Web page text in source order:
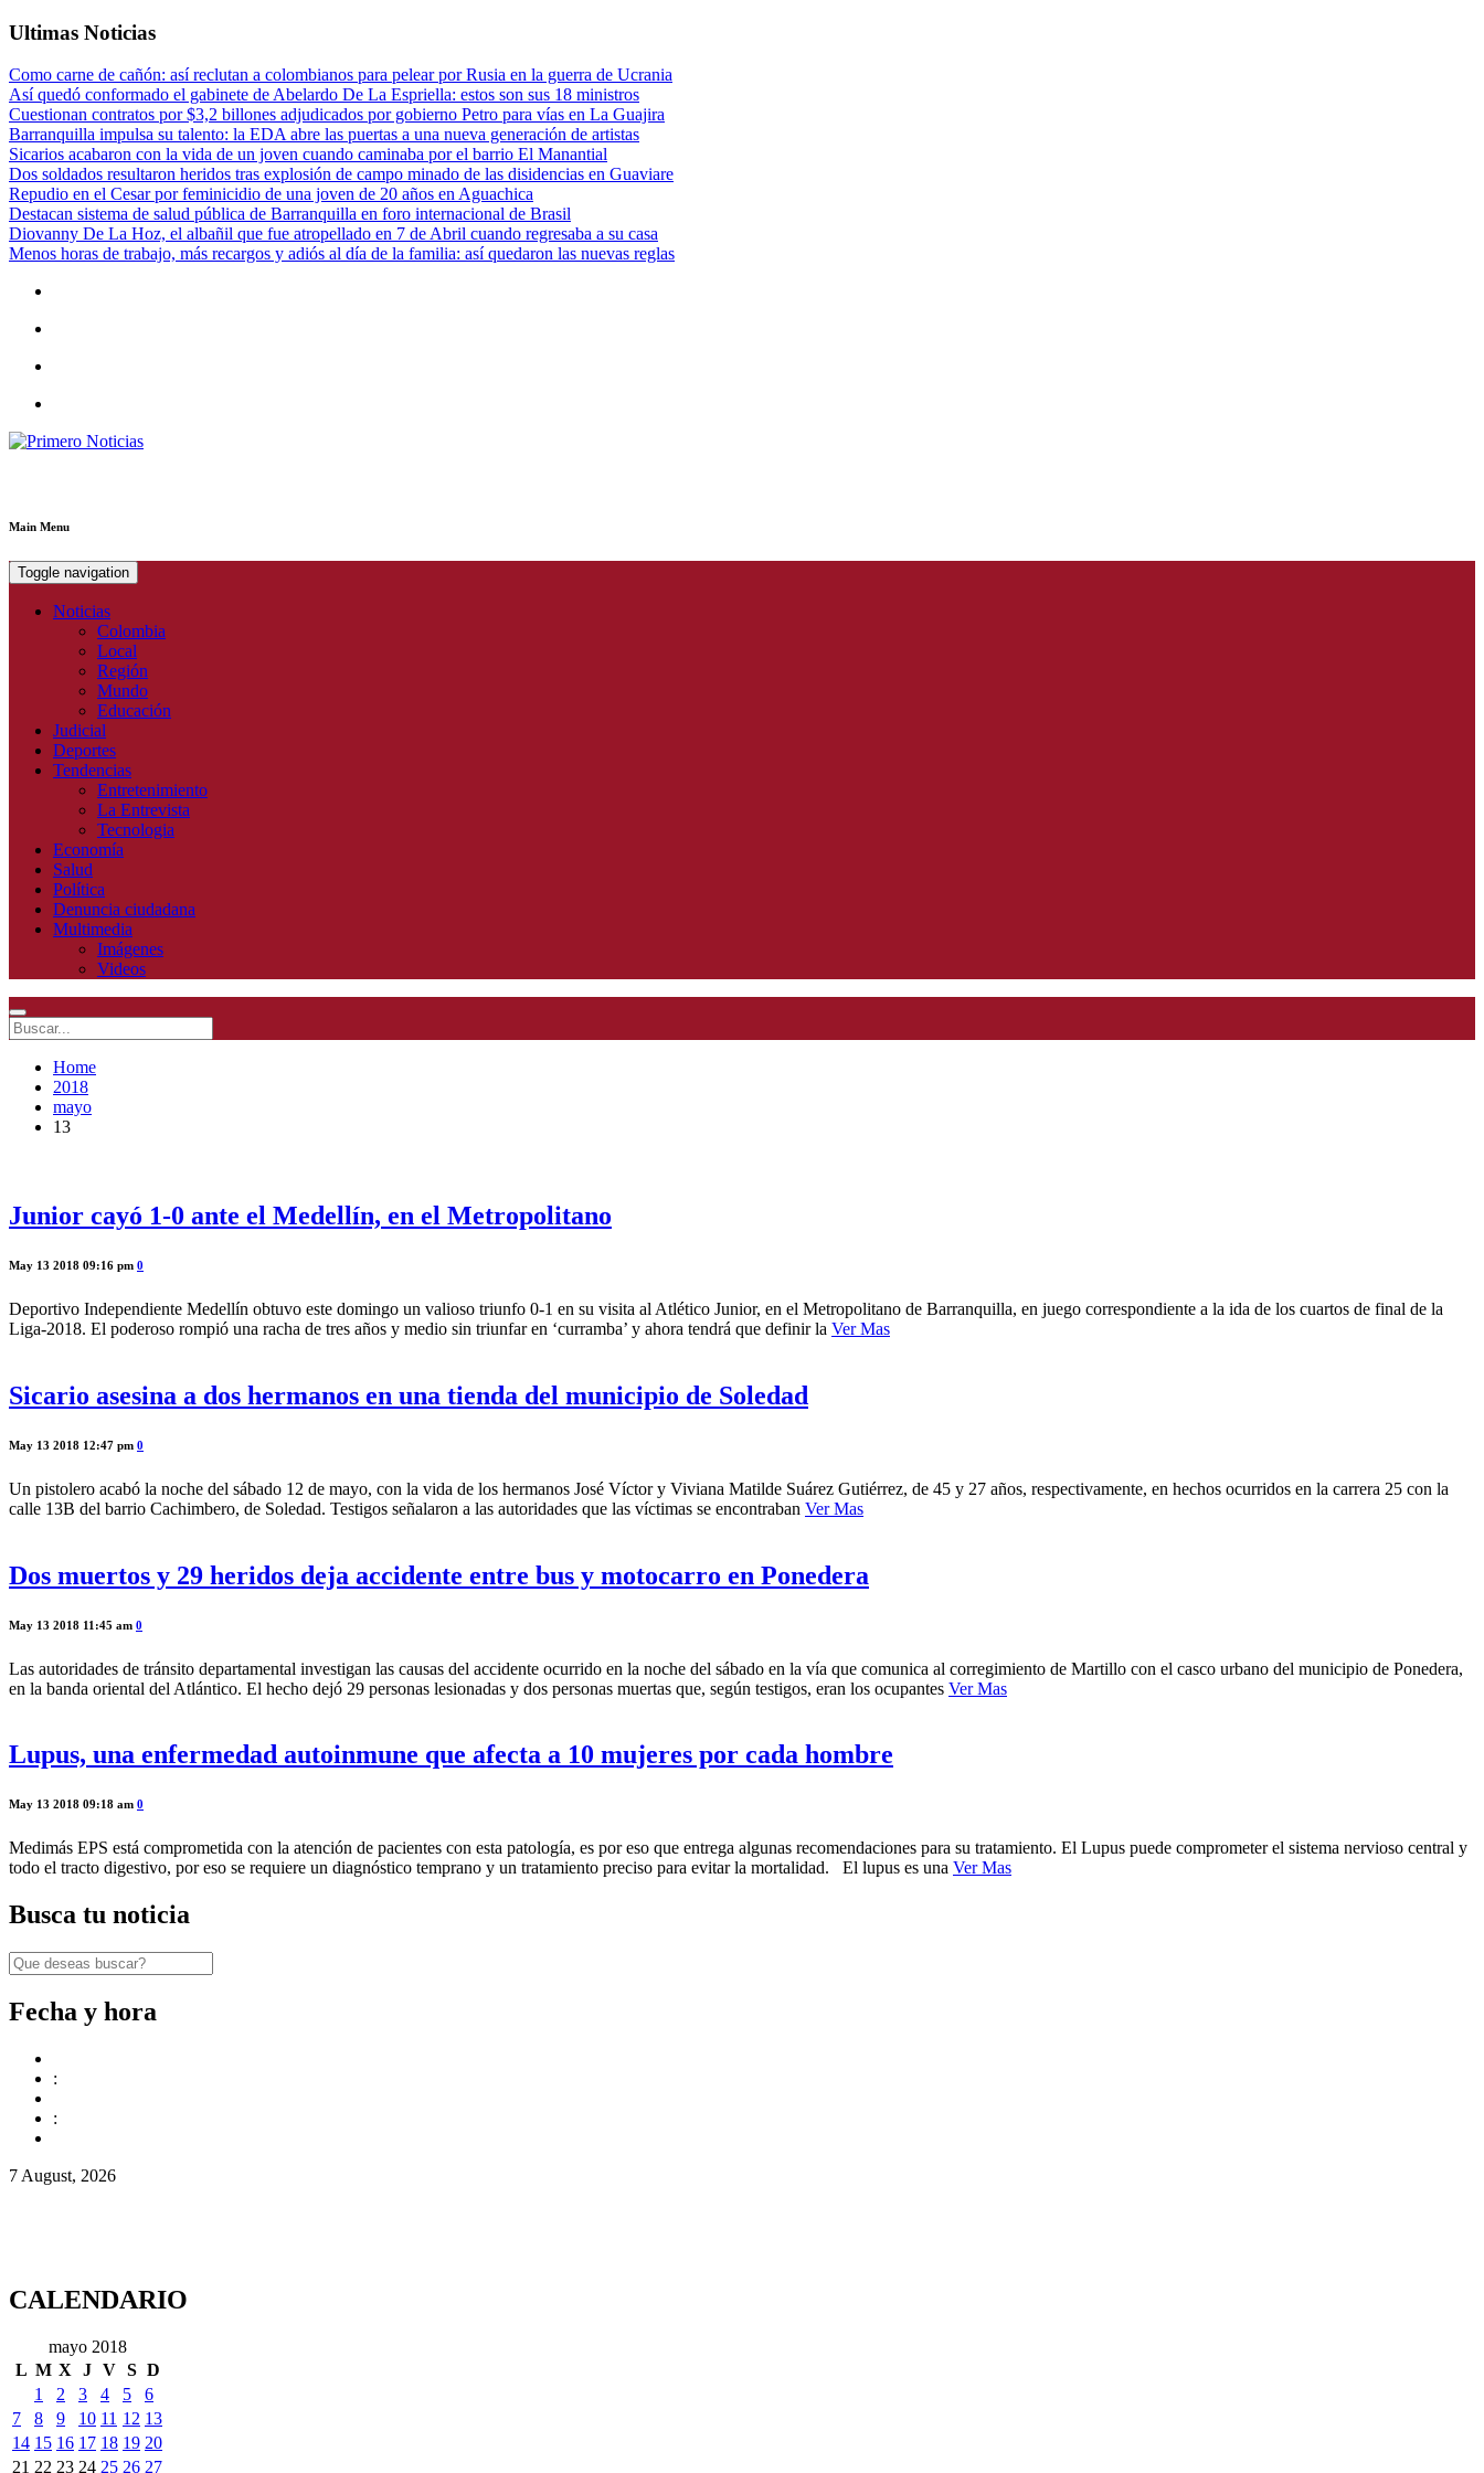
Ultimas Noticias
Como carne de cañón: así reclutan a colombianos para pelear por Rusia en la guerra de Ucrania
Así quedó conformado el gabinete de Abelardo De La Espriella: estos son sus 18 ministros
Cuestionan contratos por $3,2 billones adjudicados por gobierno Petro para vías en La Guajira
Barranquilla impulsa su talento: la EDA abre las puertas a una nueva generación de artistas
Sicarios acabaron con la vida de un joven cuando caminaba por el barrio El Manantial
Dos soldados resultaron heridos tras explosión de campo minado de las disidencias en Guaviare
Repudio en el Cesar por feminicidio de una joven de 20 años en Aguachica
Destacan sistema de salud pública de Barranquilla en foro internacional de Brasil
Diovanny De La Hoz, el albañil que fue atropellado en 7 de Abril cuando regresaba a su casa
Menos horas de trabajo, más recargos y adiós al día de la familia: así quedaron las nuevas reglas
Main Menu
Toggle navigation
Noticias
Colombia
Local
Región
Mundo
Educación
Judicial
Deportes
Tendencias
Entretenimiento
La Entrevista
Tecnologia
Economía
Salud
Política
Denuncia ciudadana
Multimedia
Imágenes
Videos
Home
2018
mayo
13
Junior cayó 1-0 ante el Medellín, en el Metropolitano
May 13 2018 09:16 pm 0
Deportivo Independiente Medellín obtuvo este domingo un valioso triunfo 0-1 en su visita al Atlético Junior, en el Metropolitano de Barranquilla, en juego correspondiente a la ida de los cuartos de final de la
Liga-2018. El poderoso rompió una racha de tres años y medio sin triunfar en ‘curramba’ y ahora tendrá que definir la Ver Mas
Sicario asesina a dos hermanos en una tienda del municipio de Soledad
May 13 2018 12:47 pm 0
Un pistolero acabó la noche del sábado 12 de mayo, con la vida de los hermanos José Víctor y Viviana Matilde Suárez Gutiérrez, de 45 y 27 años, respectivamente, en hechos ocurridos en la carrera 25 con la
calle 13B del barrio Cachimbero, de Soledad. Testigos señalaron a las autoridades que las víctimas se encontraban Ver Mas
Dos muertos y 29 heridos deja accidente entre bus y motocarro en Ponedera
May 13 2018 11:45 am 0
Las autoridades de tránsito departamental investigan las causas del accidente ocurrido en la noche del sábado en la vía que comunica al corregimiento de Martillo con el casco urbano del municipio de Ponedera,
en la banda oriental del Atlántico. El hecho dejó 29 personas lesionadas y dos personas muertas que, según testigos, eran los ocupantes Ver Mas
Lupus, una enfermedad autoinmune que afecta a 10 mujeres por cada hombre
May 13 2018 09:18 am 0
Medimás EPS está comprometida con la atención de pacientes con esta patología, es por eso que entrega algunas recomendaciones para su tratamiento. El Lupus puede comprometer el sistema nervioso central y
todo el tracto digestivo, por eso se requiere un diagnóstico temprano y un tratamiento preciso para evitar la mortalidad. El lupus es una Ver Mas
Busca tu noticia
Fecha y hora
:
:
7 August, 2026
CALENDARIO
mayo 2018
L M X J V S D
1
2 3 4 5
6
7
8 9 10 11 12 13
14 15 16 17 18 19 20
21 22 23 24 25 26 27